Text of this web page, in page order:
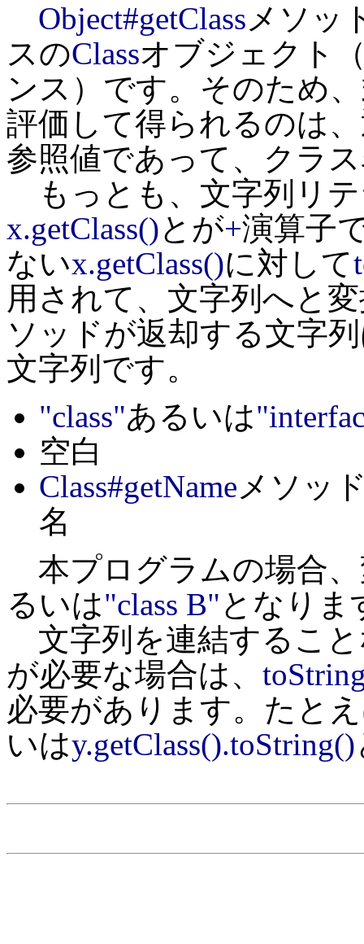
Object#getClassメソッ
スのClassオブジェクト
ンス）です。そのため
評価して得られるのは
参照値であって、クラ
もっとも、文字列リ
x.getClass()とが+演算子
ないx.getClass()に対して
用されて、文字列へと
ソッドが返却する文字
文字列です。
"class"あるいは
空白
Class#getNameメソッ
名
本プログラムの場合
るいは"class B"となりま
文字列を連結するこ
が必要な場合は、
必要があります。たと
いはy.getClass().toString()